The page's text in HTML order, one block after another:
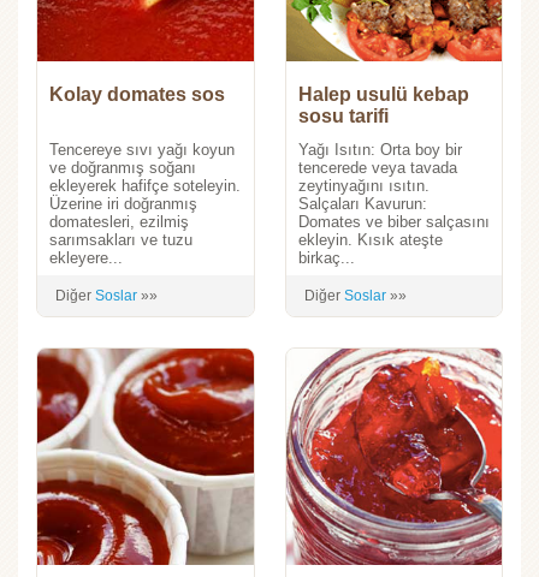
Kolay domates sos
Tencereye sıvı yağı koyun
ve doğranmış soğanı
ekleyerek hafifçe soteleyin.
Üzerine iri doğranmış
domatesleri, ezilmiş
sarımsakları ve tuzu
ekleyere...
Diğer Soslar »»
Halep usulü kebap
sosu tarifi
Yağı Isıtın: Orta boy bir
tencerede veya tavada
zeytinyağını ısıtın.
Salçaları Kavurun:
Domates ve biber salçasını
ekleyin. Kısık ateşte
birkaç...
Diğer Soslar»»